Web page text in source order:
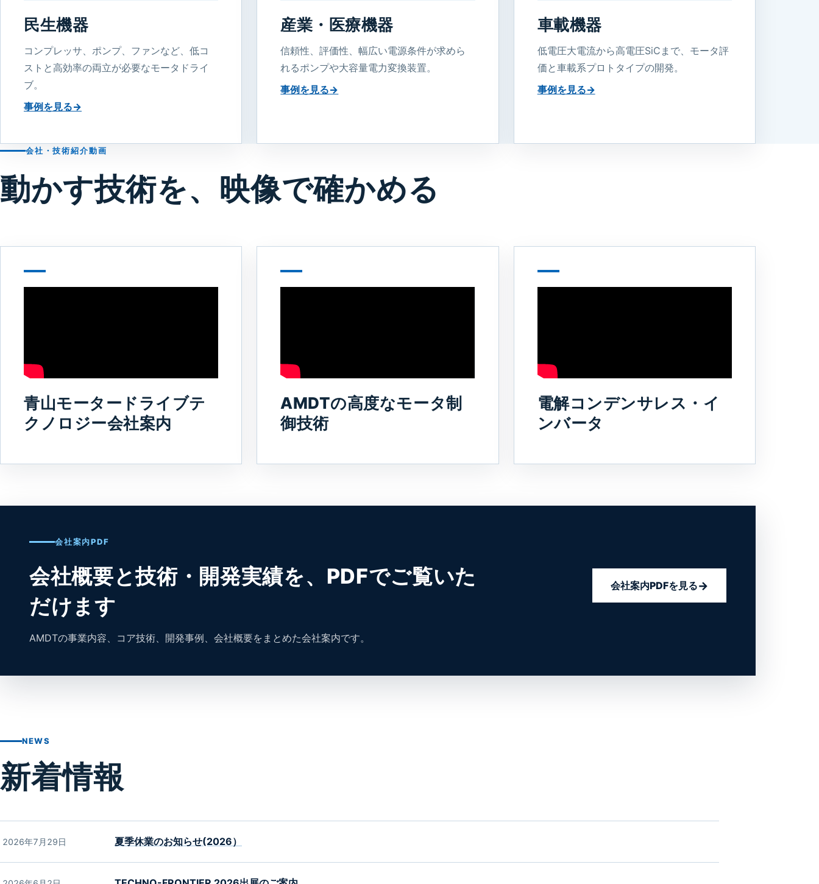
民生機器
コンプレッサ、ポンプ、ファンなど、低コ
ストと高効率の両立が必要なモータドライ
ブ。
事例を見る→
産業・医療機器
信頼性、評価性、幅広い電源条件が求めら
れるポンプや大容量電力変換装置。
事例を見る→
車載機器
低電圧大電流から高電圧SiCまで、モータ評
価と車載系プロトタイプの開発。
事例を見る→
会社・技術紹介動画
動かす技術を、映像で確かめる
青山モータードライブテ
クノロジー会社案内
AMDTの高度なモータ制
御技術
電解コンデンサレス・イ
ンバータ
会社案内PDF
会社概要と技術・開発実績を、PDFでご覧いた
だけます
AMDTの事業内容、コア技術、開発事例、会社概要をまとめた会社案内です。
会社案内PDFを見る
NEWS
新着情報
2026年7月29日 夏季休業のお知らせ(2026）